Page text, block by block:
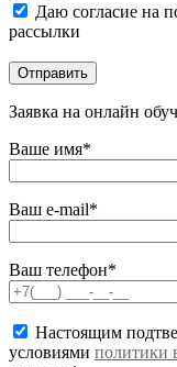
Даю согласие на
рассылки
Заявка на онлайн
Ваше имя*
Ваш e-mail*
Ваш телефон*
Настоящим
условиями политики